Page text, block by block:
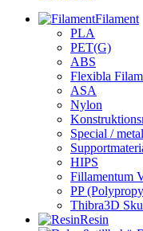
Filament
PLA
PET(G)
ABS
Flexibla
ASA
Nylon
Special /
HIPS
Fillamentum
PP
Thibra3D
Resin